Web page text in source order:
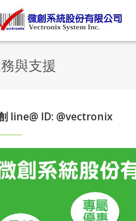
與支援
line@ ID: @vectronix